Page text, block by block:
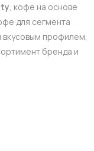
, кофе на основе
для сегмента
профилем,
бренда и